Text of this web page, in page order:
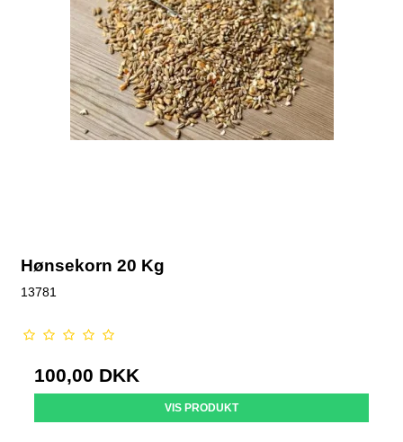
Hønsekorn 20 Kg
13781
100,00 DKK
VIS PRODUKT